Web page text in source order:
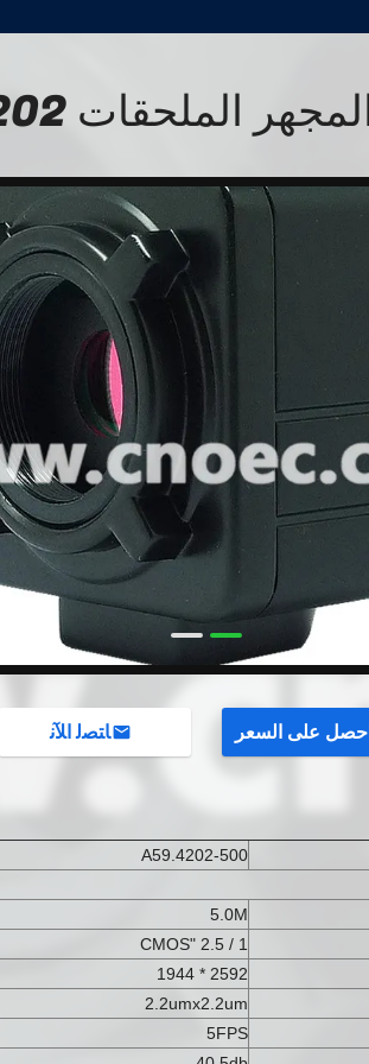
احصل على السعر ﺎﺘﺼﻟ ﺍﻶﻧ
A59.4202-500
5.0M
1 / 2.5 "CMOS
2592 * 1944
2.2umx2.2um
5FPS